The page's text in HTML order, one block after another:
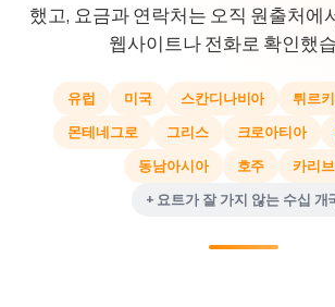
했고, 요금과 연락처는 오직 원출처에
웹사이트나 전화로 확인했
유럽 미국 스칸디나비아 튀르
몬테네그로
그리스 크로아티아
동남아시아
호주
카리
+ 요트가 잘 가지 않는 수십 개